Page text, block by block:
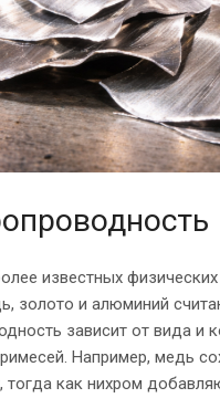
известных
золото и алюминий
зависит от вида и
Например, медь
тогда как нихром